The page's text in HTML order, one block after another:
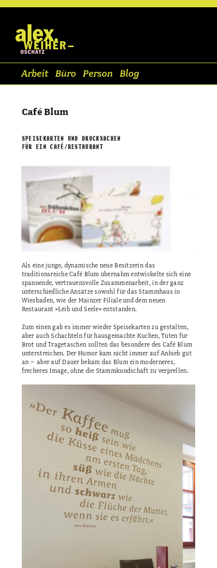
Arbeit Büro Person Blog
Café Blum
SPEISEKARTEN UND DRUCKSACHEN
FÜR EIN CAFÉ/RESTAURANT
Als eine junge, dynamische neue Besitzerin das
traditionsreiche Café Blum übernahm entwickelte sich eine
spannende, vertrauensvolle Zusammenarbeit, in der ganz
unterschiedliche Ansätze sowohl für das Stammhaus in
Wiesbaden, wie der Mainzer Filiale und dem neuen
Restaurant »Leib und Seele« entstanden.
Zum einen gab es immer wieder Speisekarten zu gestalten,
aber auch Schachteln für hausgemachte Kuchen, Tüten für
Brot und Tragetaschen sollten das besondere des Café Blum
unterstreichen. Der Humor kam nicht immer auf Anhieb gut
an – aber auf Dauer bekam das Blum ein moderneres,
frecheres Image, ohne die Stammkundschaft zu verprellen.